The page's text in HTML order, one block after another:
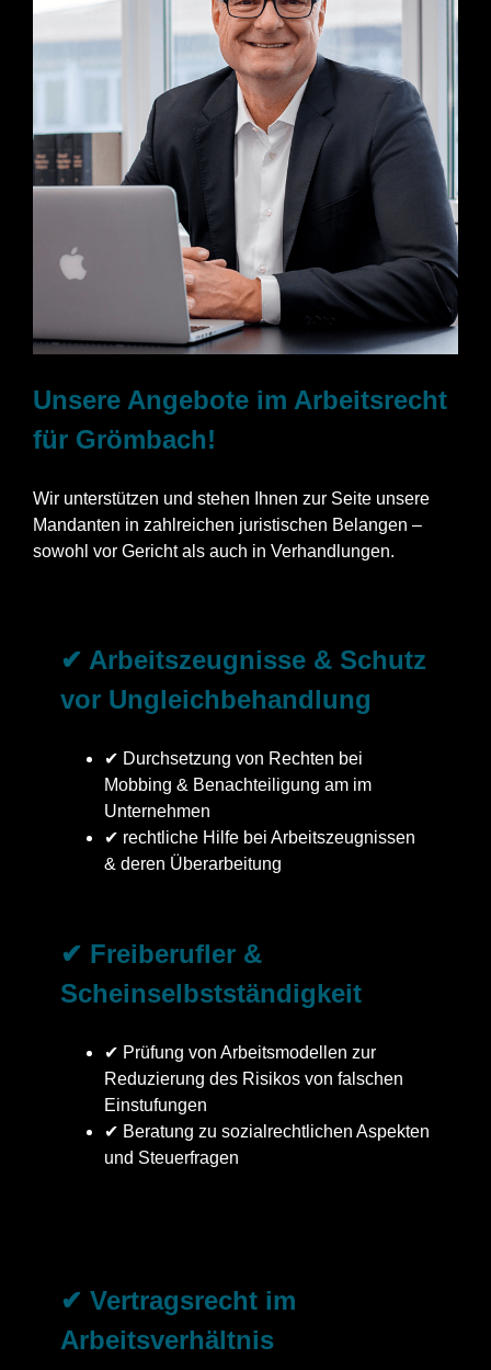
Unsere Angebote im Arbeitsrecht
für Grömbach!
Wir unterstützen und stehen Ihnen zur Seite unsere
Mandanten in zahlreichen juristischen Belangen –
sowohl vor Gericht als auch in Verhandlungen.
✔ Arbeitszeugnisse & Schutz
vor Ungleichbehandlung
✔ Durchsetzung von Rechten bei
Mobbing & Benachteiligung am im
Unternehmen
✔ rechtliche Hilfe bei Arbeitszeugnissen
& deren Überarbeitung
✔ Freiberufler &
Scheinselbstständigkeit
✔ Prüfung von Arbeitsmodellen zur
Reduzierung des Risikos von falschen
Einstufungen
✔ Beratung zu sozialrechtlichen Aspekten
und Steuerfragen
✔ Vertragsrecht im
Arbeitsverhältnis